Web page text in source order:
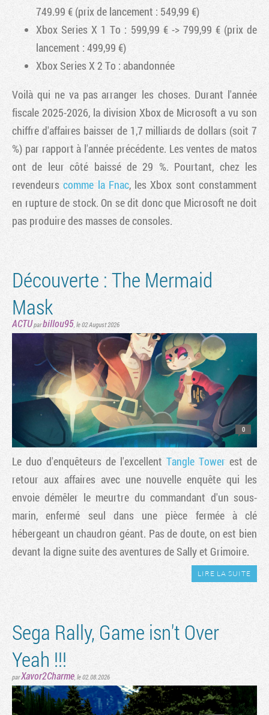
749.99 € (prix de lancement : 549,99 €)
Xbox Series X 1 To : 599,99 € -> 799,99 € (prix de
lancement : 499,99 €)
Xbox Series X 2 To : abandonnée
Voilà qui ne va pas arranger les choses. Durant l'année
fiscale 2025-2026, la division Xbox de Microsoft a vu son
chiffre d'affaires baisser de 1,7 milliards de dollars (soit 7
%) par rapport à l'année précédente. Les ventes de matos
ont de leur côté baissé de 29 %. Pourtant, chez les
revendeurscomme la Fnac, les Xbox sont constamment
en rupture de stock. On se dit donc que Microsoft ne doit
pas produire des masses de consoles.
Découverte : The Mermaid
Mask
ACTUparbillou95,le 02 August 2026
0
Le duo d'enquêteurs de l'excellent Tangle Tower est de
retour aux affaires avec une nouvelle enquête qui les
envoie démêler le meurtre du commandant d'un sous-
marin, enfermé seul dans une pièce fermée à clé
hébergeant un chaudron géant. Pas de doute, on est bien
devant la digne suite des aventures de Sally et Grimoire.
LIRE LA SUITE
Sega Rally, Game isn't Over
Yeah !!!
parXavor2Charme, le 02.08.2026